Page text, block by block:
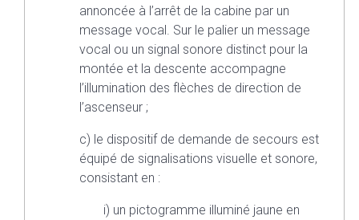
annoncée à l’arrêt de la cabine par un
message vocal. Sur le palier un message
vocal ou un signal sonore distinct pour la
montée et la descente accompagne
l’illumination des flèches de direction de
l’ascenseur ;
c) le dispositif de demande de secours est
équipé de signalisations visuelle et sonore,
consistant en :
i) un pictogramme illuminé jaune en